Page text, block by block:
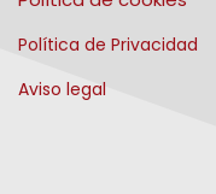
Política de Privacidad
Aviso legal